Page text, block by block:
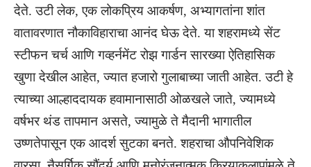
देते. उटी लेक, एक लोकप्रिय आकर्षण, अभ्यागतांना शांत
वातावरणात नौकाविहाराचा आनंद घेऊ देते. या शहरामध्ये सेंट
स्टीफन चर्च आणि गव्हर्नमेंट रोझ गार्डन सारख्या ऐतिहासिक
खुणा देखील आहेत, ज्यात हजारो गुलाबाच्या जाती आहेत. उटी हे
त्याच्या आल्हाददायक हवामानासाठी ओळखले जाते, ज्यामध्ये
वर्षभर थंड तापमान असते, ज्यामुळे ते मैदानी भागातील
उष्णतेपासून एक आदर्श सुटका बनते. शहराचा औपनिवेशिक